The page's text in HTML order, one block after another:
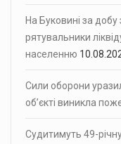
На Буковині за
рятувальники
населенню
Сили оборони
об’єкті виникла
Судитимуть 49-